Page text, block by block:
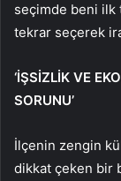
seçimde beni ilk
tekrar seçerek
‘İŞSİZLİK VE
SORUNU’
İlçenin zengin
dikkat çeken bir